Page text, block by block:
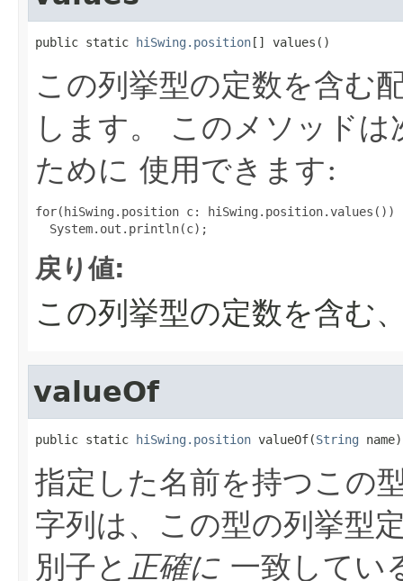
public static hiSwing.position[] values()
この列挙型の定数を含む
します。 このメソッド
ために 使用できます:
for(hiSwing.position c: hiSwing.position.values())
戻り値:
この列挙型の定数を含む
valueOf
public static hiSwing.position valueOf(String name)
指定した名前を持つこの
字列は、この型の列挙型
別子と 正確に 一致してい